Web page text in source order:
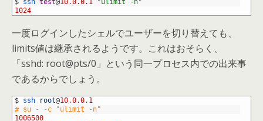
$ ssh test@10.0.0.1
"ulimit -n"
1024
一度ログインしたシェルでユーザーを切り替えても、
limits値は継承されるようです。これはおそらく、
「sshd: root@pts/0」という同一プロセス内での出来事
であるからでしょう。
$ ssh root@10.0.0.1
# su - -c "ulimit -n"
1006500